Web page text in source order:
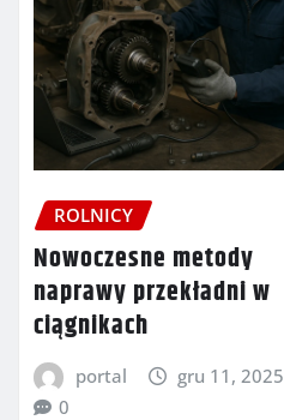
ROLNICY
Nowoczesne metody
naprawy przekładni w
ciągnikach
portal
gru 11, 2025
0